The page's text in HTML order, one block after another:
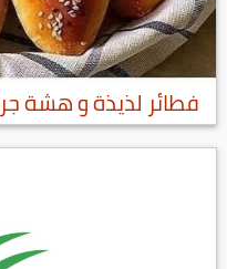
فطائر لذيذة و هشة